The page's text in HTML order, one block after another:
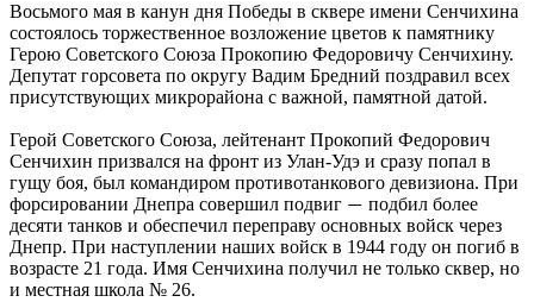
Восьмого мая в канун дня Победы в сквере имени Сенчихина
состоялось торжественное возложение цветов к памятнику
Герою Советского Союза Прокопию Федоровичу Сенчихину.
Депутат горсовета по округу Вадим Бредний поздравил всех
присутствующих микрорайона с важной, памятной датой.
Герой Советского Союза, лейтенант Прокопий Федорович
Сенчихин призвался на фронт из Улан-Удэ и сразу попал в
гущу боя, был командиром противотанкового девизиона. При
форсировании Днепра совершил подвиг — подбил более
десяти танков и обеспечил переправу основных войск через
Днепр. При наступлении наших войск в 1944 году он погиб в
возрасте 21 года. Имя Сенчихина получил не только сквер, но
и местная школа № 26.